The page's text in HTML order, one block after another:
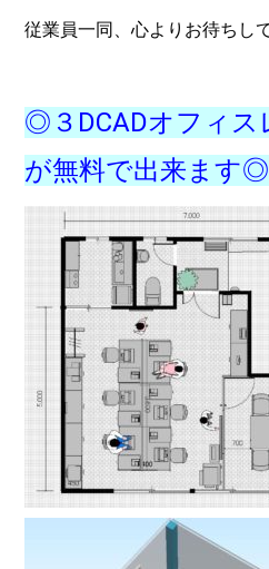
従業員一同、心よりお待ちし
◎３DCADオフィス
が無料で出来ます◎